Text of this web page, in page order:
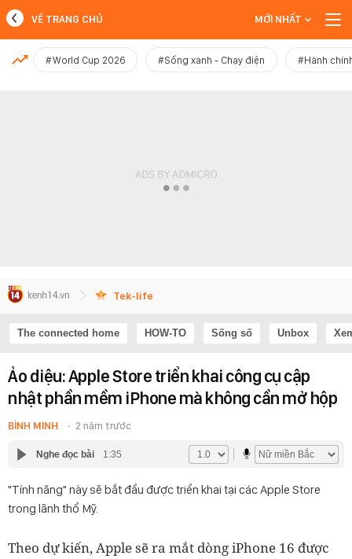
MỚI NHẤT
VỀ TRANG CHỦ MỚI NHẤT
#World Cup 2026 #Sống xanh - Chạy điện #Hành
Tek-life
The connected home HOW-TO Sống số Unbox
Ảo diệu: Apple Store triển khai công cụ cập
nhật phần mềm iPhone mà không cần mở hộp
BÌNH MINH 2 năm trước
Nghe đọc bài 1:35
"Tính năng" này sẽ bắt đầu được triển khai tại các Apple Store
trong lãnh thổ Mỹ.
Theo dự kiến, Apple sẽ ra mắt dòng iPhone 16 được